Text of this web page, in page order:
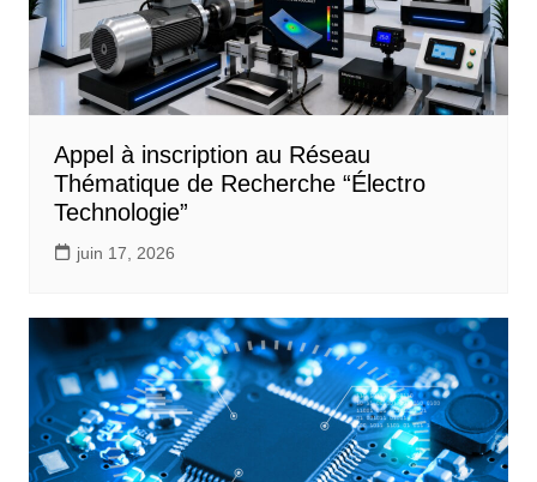
Appel à inscription au Réseau
Thématique de Recherche “Électro
Technologie”
juin 17, 2026